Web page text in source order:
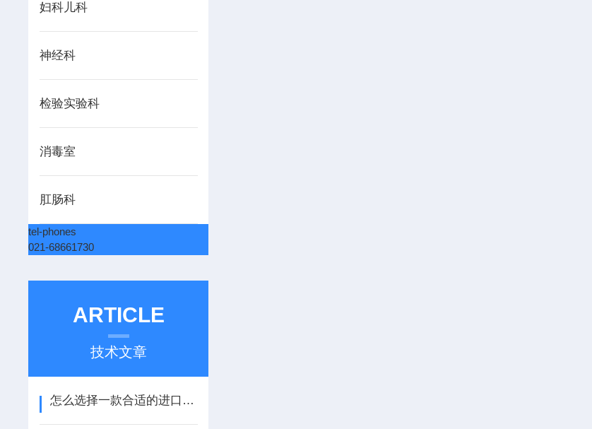
妇科儿科
神经科
检验实验科
消毒室
肛肠科
tel-phones
021-68661730
ARTICLE
技术文章
怎么选择一款合适的进口非接触式眼压计？哪些代理商值得信赖？